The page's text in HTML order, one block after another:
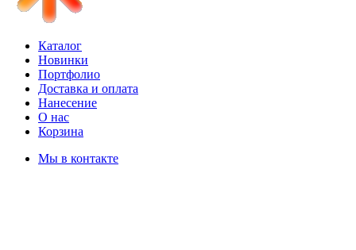
Каталог
Новинки
Портфолио
Доставка и оплата
Нанесение
О нас
Корзина
Мы в контакте